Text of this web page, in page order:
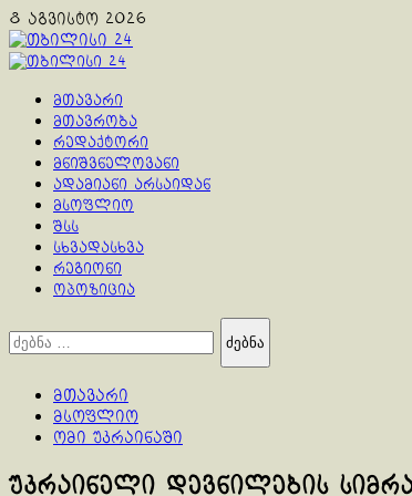
Skip
to
content
8 აგვისტო 2026
Primary
მთავარი
მთავრობა
რედაქტორი
მნიშვნელოვანი
ადამიანი არსაიდან
მსოფლიო
შსს
სხვადასხვა
რეგიონი
ოპოზიცია
ძებნა:
მთავარი
მსოფლიო
ომი უკრაინაში
უკრაინელი დევნილების